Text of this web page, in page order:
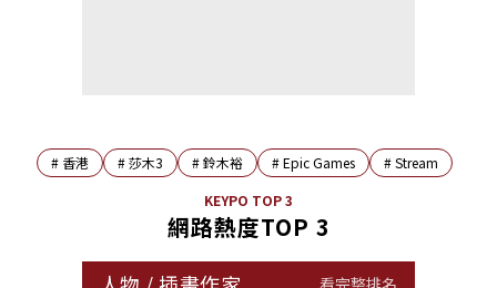
# 香港 #莎木3 #鈴木裕 #Epic Games #Stream
KEYPO TOP 3
網路熱度TOP 3
看完整排名